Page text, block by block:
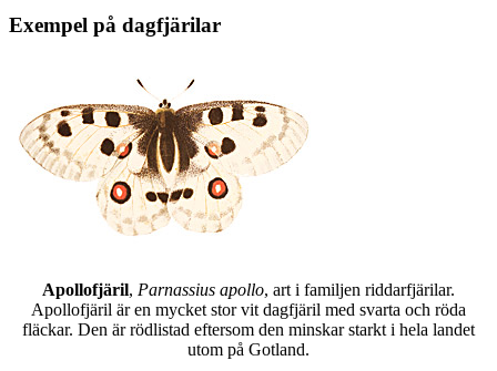
Exempel på dagfjärilar
Apollofjäril, Parnassius apollo, art i familjen riddarfjärilar.
Apollofjäril är en mycket stor vit dagfjäril med svarta och röda
fläckar. Den är rödlistad eftersom den minskar starkt i hela landet
utom på Gotland.